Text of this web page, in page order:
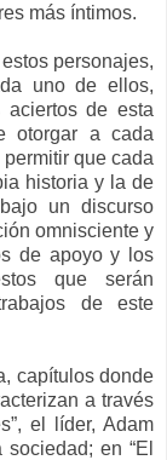
más íntimos.
personajes,
uno de ellos,
aciertos de esta
otorgar a cada
que cada
historia y la de
un discurso
omnisciente y
de apoyo y los
que serán
de este
capítulos donde
a través
el líder, Adam
en “El